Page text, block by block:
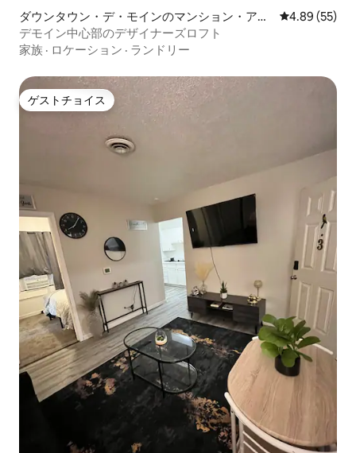
ダウンタウン・デ・モインのマンション・アパ
ート
レビュー55
4.89 (55)
デモイン中心部のデザイナーズロフト
家族 · ロケーション · ランドリー
ゲストチョイス
ゲストチョイス